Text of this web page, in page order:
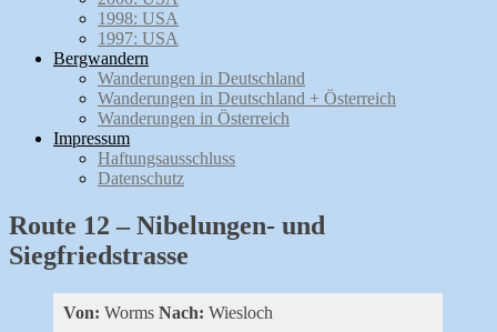
1998: USA
1997: USA
Bergwandern
Wanderungen in Deutschland
Wanderungen in Deutschland + Österreich
Wanderungen in Österreich
Impressum
Haftungsausschluss
Datenschutz
Route 12 – Nibelungen- und
Siegfriedstrasse
Von: Worms Nach: Wiesloch